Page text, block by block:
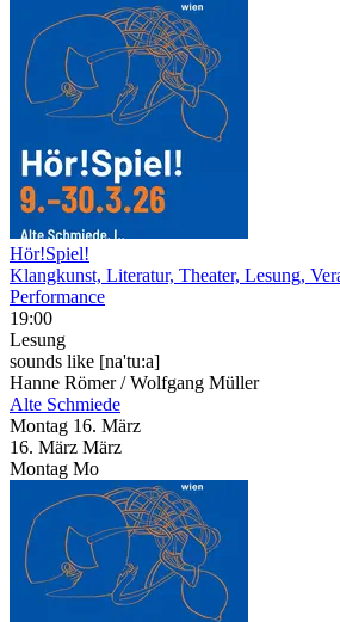
Hör!Spiel!
Klangkunst, Literatur, Theater, Lesung,
Performance
19:00
Lesung
sounds like [na'tu:a]
Hanne Römer / Wolfgang Müller
Alte Schmiede
Montag 16. März
16. März März
Montag Mo